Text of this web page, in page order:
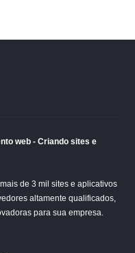
web - Criando sites e
de 3 mil sites e aplicativos
altamente qualificados,
para sua empresa.